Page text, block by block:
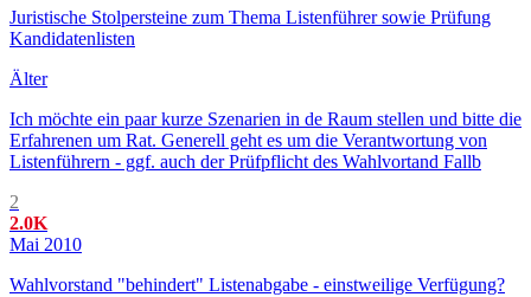
Juristische Stolpersteine zum Thema Listenführer sowie Prüfung
Kandidatenlisten
Älter
Ich möchte ein paar kurze Szenarien in de Raum stellen und bitte die
Erfahrenen um Rat. Generell geht es um die Verantwortung von
Listenführern - ggf. auch der Prüfpflicht des Wahlvortand Fallb
2
2.0K
Mai 2010
Wahlvorstand "behindert" Listenabgabe - einstweilige Verfügung?